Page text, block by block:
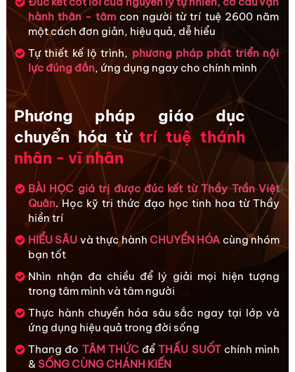
hành thân - tâmcon người từ trí tuệ 2600 năm
một cách đơn giản, hiệu quả, dễ hiểu
Tự thiết kế lộ trình, phương pháp phát triển nội
lực đúng đắn, ứng dụng ngay cho chính mình
BÀI HỌC giá trị được đúc kết từ Thầy Trần Việt
Quân. Học kỹ tri thức đạo học tinh hoa từ Thầy
hiền trí
HIỂU SÂU và thực hành CHUYỂN HÓA cùng nhóm
bạn tốt
Nhìn nhận đa chiều để lý giải mọi hiện tượng
trong tâm mình và tâm người
Thực hành chuyển hóa sâu sắc ngay tại lớp và
ứng dụng hiệu quả trong đời sống
Thang đo TÂM THỨCđểTHẤU SUỐTchính mình
&SỐNG CÙNG CHÁNH KIẾN
Phương pháp giáo dục
chuyển hóa từtrí tuệ thánh
nhân - vĩ nhân